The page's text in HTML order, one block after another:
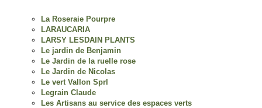
La Roseraie Pourpre
LARAUCARIA
LARSY LESDAIN PLANTS
Le jardin de Benjamin
Le Jardin de la ruelle rose
Le Jardin de Nicolas
Le vert Vallon Sprl
Legrain Claude
Les Artisans au service des espaces verts